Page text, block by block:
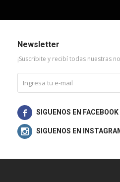
Newsletter
¡Suscribite y recibí todas nuestras

